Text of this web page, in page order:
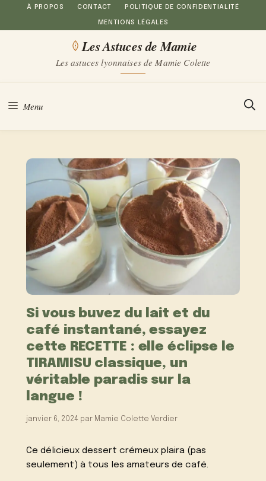
Aller
au
À PROPOS CONTACT POLITIQUE DE CONFIDENTIALITÉ
MENTIONS LÉGALES
Les Astuces de Mamie
Les astuces lyonnaises de Mamie Colette
Menu
Si vous buvez du lait et du
café instantané, essayez
cette RECETTE : elle éclipse le
TIRAMISU classique, un
véritable paradis sur la
langue !
janvier 6, 2024 par Mamie Colette Verdier
Ce délicieux dessert crémeux plaira (pas
seulement) à tous les amateurs de café.